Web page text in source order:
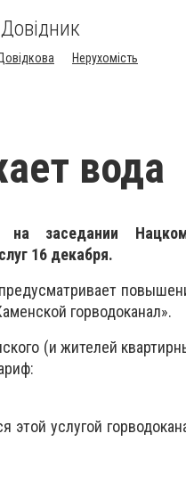
Довідник
Нерухомість
вода
заседании
16 декабря.
горводоканал».
(и жителей
этой услугой